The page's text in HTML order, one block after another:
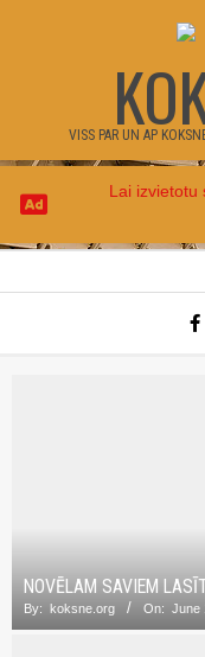
VISS PAR UN AP
Lai izvietotu
Navigation
NOVĒLAM SAVIEM
By: koksne.org On: June